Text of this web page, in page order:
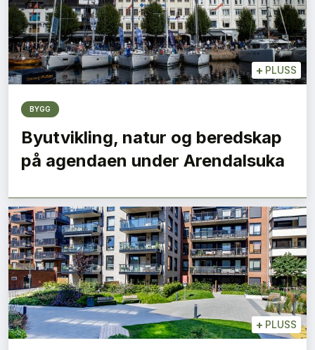
+ PLUSS
BYGG
Byutvikling, natur og beredskap
på agendaen under Arendalsuka
+ PLUSS